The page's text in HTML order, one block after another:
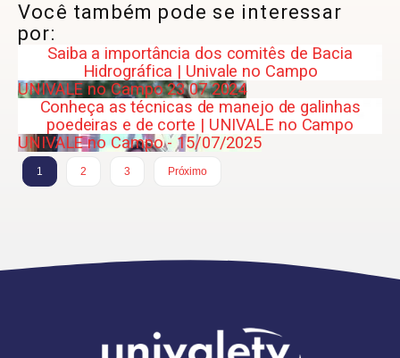
Você também pode se interessar
por:
Saiba a importância dos comitês de Bacia
Hidrográfica | Univale no Campo
UNIVALE no Campo 23 07 2024
Conheça as técnicas de manejo de galinhas
poedeiras e de corte | UNIVALE no Campo
UNIVALE no Campo - 15/07/2025
1 2 3 Próximo